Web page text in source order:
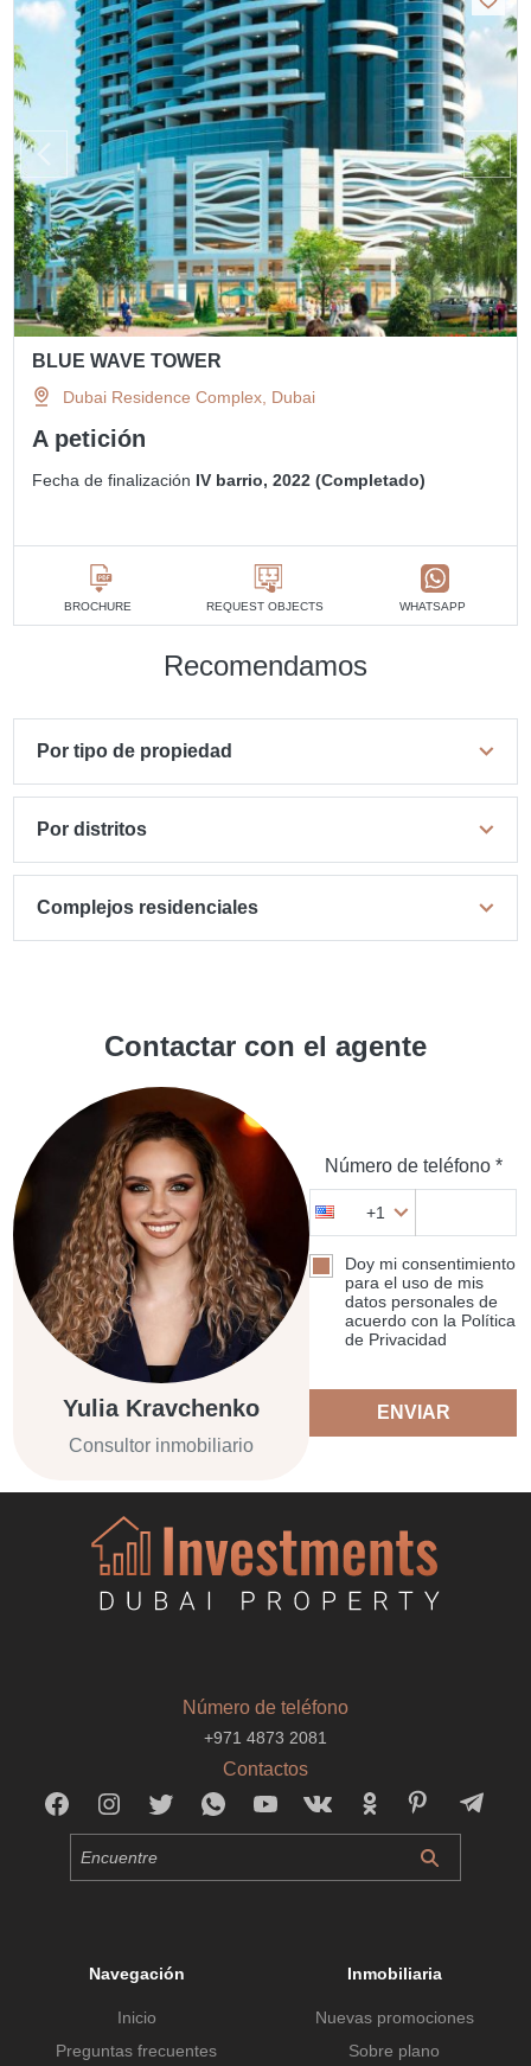
BLUE WAVE TOWER
Dubai Residence Complex, Dubai
A petición
Fecha de finalización IV barrio, 2022 (Completado)
BROCHURE REQUEST OBJECTS WHATSAPP
Recomendamos
Por tipo de propiedad
Por distritos
Complejos residenciales
Contactar con el agente
Yulia Kravchenko
Consultor inmobiliario
Número de teléfono *
+1
Doy mi consentimiento
para el uso de mis
datos personales de
acuerdo con la Política
de Privacidad
ENVIAR
Número de teléfono
+971 4873 2081
Contactos
Navegación
Inicio
Preguntas frecuentes
Inmobiliaria
Nuevas promociones
Sobre plano